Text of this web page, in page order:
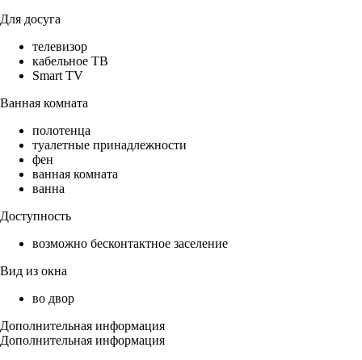
Для досуга
телевизор
кабельное ТВ
Smart TV
Ванная комната
полотенца
туалетные принадлежности
фен
ванная комната
ванна
Доступность
возможно бесконтактное заселение
Вид из окна
во двор
Дополнительная информация
Дополнительная информация